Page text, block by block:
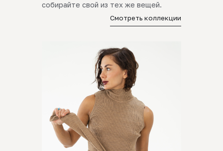
собирайте свой из тех же вещей.
Смотреть коллекции